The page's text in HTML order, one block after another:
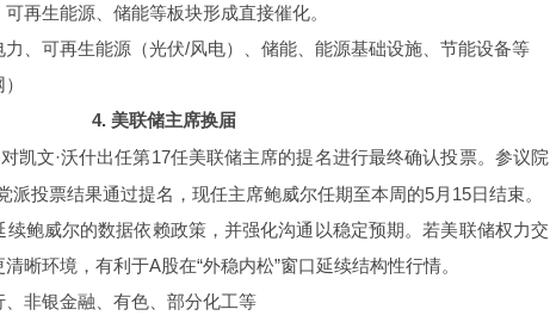
再生能源、储能等板块形成直接催化。
、可再生能源（光伏/风电）、储能、能源基础设施、节能设备等
4. 美联储主席换届
凯文·沃什出任第17任美联储主席的提名进行最终确认投票。参议院
派投票结果通过提名，现任主席鲍威尔任期至本周的5月15日结束。
续鲍威尔的数据依赖政策，并强化沟通以稳定预期。若美联储权力交
晰环境，有利于A股在“外稳内松”窗口延续结构性行情。
非银金融、有色、部分化工等